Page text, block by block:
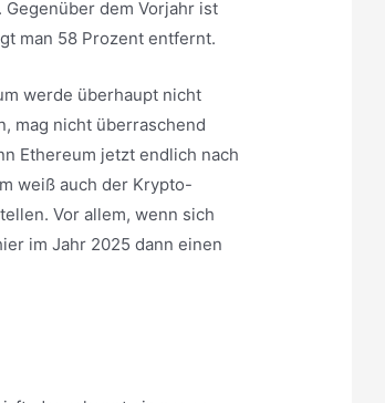
dem Vorjahr ist
man 58 Prozent entfernt.
werde überhaupt nicht
mag nicht überraschend
Ethereum jetzt endlich nach
weiß auch der Krypto-
Vor allem, wenn sich
im Jahr 2025 dann einen